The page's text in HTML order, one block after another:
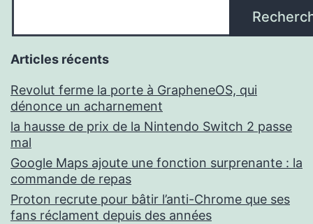
Articles récents
Revolut ferme la porte à GrapheneOS, qui
dénonce un acharnement
la hausse de prix de la Nintendo Switch 2 passe
mal
Google Maps ajoute une fonction surprenante : la
commande de repas
Proton recrute pour bâtir l’anti-Chrome que ses
fans réclament depuis des années